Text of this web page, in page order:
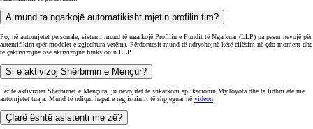
Asistenti i Zërit përmirëson sistemin tradicional të komandave me zë, duke mundësuar që klientët të
ndërveprojnë me karakteristikat e automjetit në një mënyrë natyrale dhe miqësore për përdoruesin përmes një
kapacitetet e automjetit tuaj, si dhe shërbimet tuaja të abonimit.
Çfarë është OTA?
OTA (Over-The-Air) lejon përditësimin e softuerit të automjetit tuaj përmes rrjetit të automjetit, duke
Dua të
Eksploroni Abonimet e PaguraEksploro Multimedia